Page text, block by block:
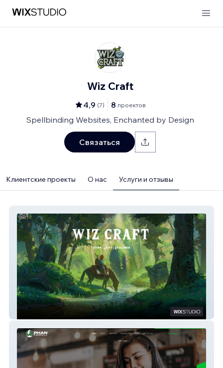
Wiz Craft
4,9 (7) 8 проектов
Spellbinding Websites, Enchanted by Design
Связаться
Клиентские проекты О нас Услуги и отзывы
Wiz Craft Works